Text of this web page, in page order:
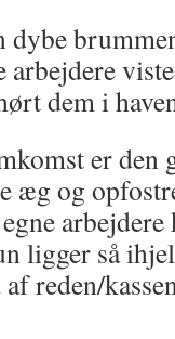
dybe
dem i
er den
æg og
ligger så
reden/